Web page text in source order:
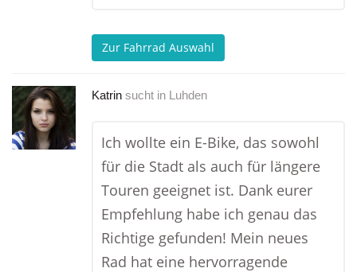
Zur Fahrrad Auswahl
Katrin sucht in Luhden
Ich wollte ein E-Bike, das sowohl
für die Stadt als auch für längere
Touren geeignet ist. Dank eurer
Empfehlung habe ich genau das
Richtige gefunden! Mein neues
Rad hat eine hervorragende